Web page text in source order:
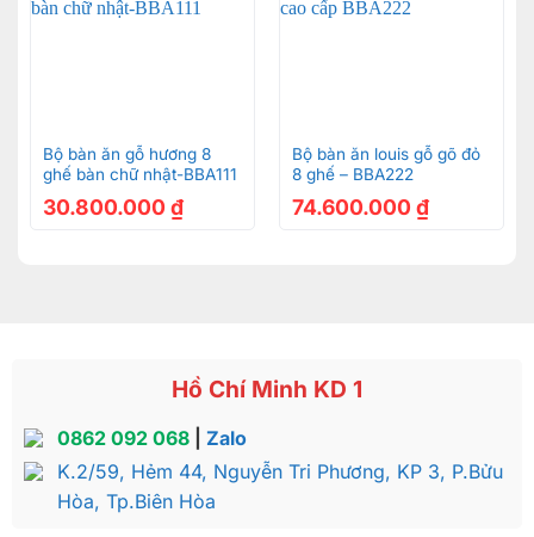
Bộ bàn ăn gỗ hương 8
ghế bàn chữ nhật-BBA111
30.800.000 ₫
Bộ bàn ăn louis gỗ gõ đỏ
8 ghế – BBA222
74.600.000 ₫
Hồ Chí Minh KD 1
0862 092 068| Zalo
K.2/59, Hẻm 44, Nguyễn Tri Phương, KP 3, P.Bửu
Hòa, Tp.Biên Hòa